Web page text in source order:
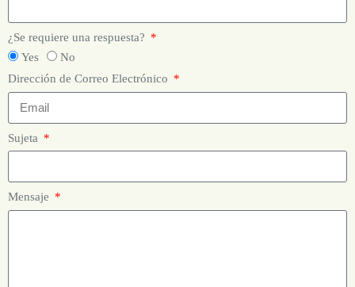
¿Se requiere una respuesta?
Yes
No
Dirección de Correo Electrónico
Sujeta
Mensaje